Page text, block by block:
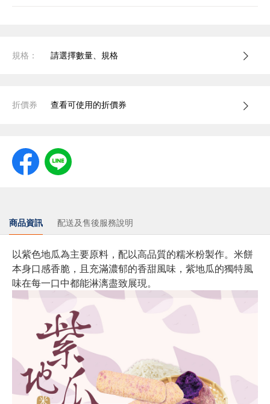
規格： 請選擇數量、規格
折價券 查看可使用的折價券
商品資訊 配送及售後服務說明
以紫色地瓜為主要原料，配以高品質的糯米粉製作。米餅
本身口感香脆，且充滿濃郁的香甜風味，紫地瓜的獨特風
味在每一口中都能淋漓盡致展現。